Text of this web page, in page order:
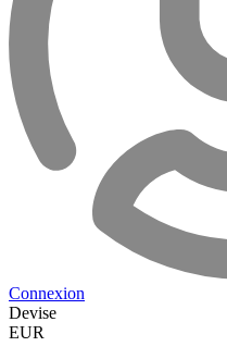
Connexion
Devise
EUR